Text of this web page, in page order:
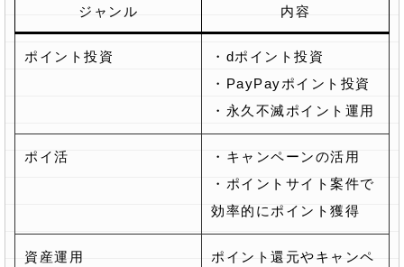
ジャンル 内容
ポイント投資
・dポイント投資
・PayPayポイント投資
・永久不滅ポイント運用
ポイ活
・キャンペーンの活用
・ポイントサイト案件で
効率的にポイント獲得
資産運用
ポイント還元やキャンペ